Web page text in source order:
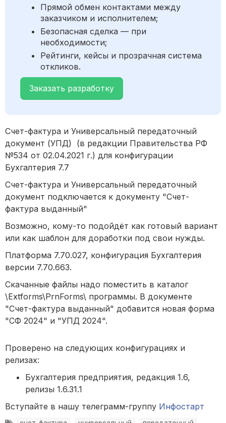
Прямой обмен контактами между
заказчиком и исполнителем;
Безопасная сделка — при
необходимости;
Рейтинги, кейсы и прозрачная система
откликов.
Заказать разработку
Счет-фактура и Универсальный передаточный
документ (УПД) (в редакции Правительства РФ
№534 от 02.04.2021 г.) для конфигурации
Бухгалтерия 7.7
Счет-фактура и Универсальный передаточный
документ подключается к документу "Счет-
фактура выданный"
Возможно, кому-то подойдёт как готовый вариант
или как шаблон для доработки под свои нужды.
Платформа 7.70.027, конфигурация Бухгалтерия
версии 7.70.663.
Скачанные файлы надо поместить в каталог
\Extforms\PrnForms\ программы. В документе
"Счет-фактура выданный" добавится новая форма
"СФ 2024" и "УПД 2024".
Проверено на следующих конфигурациях и
релизах:
Бухгалтерия предприятия, редакция 1.6,
релизы 1.6.31.1
Вступайте в нашу телеграмм-группу Инфостарт